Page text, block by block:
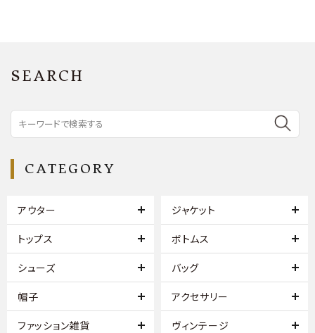
SEARCH
CATEGORY
アウター ジャケット
トップス ボトムス
シューズ バッグ
帽子 アクセサリー
ファッション雑貨 ヴィンテージ